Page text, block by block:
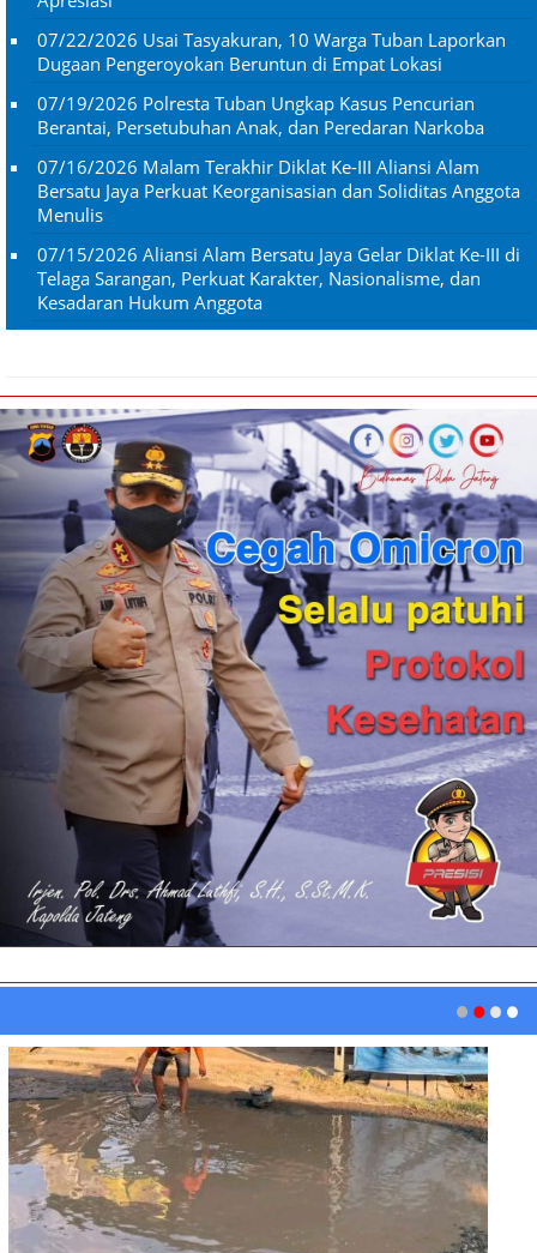
07/22/2026 Usai Tasyakuran, 10 Warga Tuban Laporkan
Dugaan Pengeroyokan Beruntun di Empat Lokasi
07/19/2026 Polresta Tuban Ungkap Kasus Pencurian
Berantai, Persetubuhan Anak, dan Peredaran Narkoba
07/16/2026 Malam Terakhir Diklat Ke-III Aliansi Alam
Bersatu Jaya Perkuat Keorganisasian dan Soliditas Anggota
Menulis
07/15/2026 Aliansi Alam Bersatu Jaya Gelar Diklat Ke-III di
Telaga Sarangan, Perkuat Karakter, Nasionalisme, dan
Kesadaran Hukum Anggota